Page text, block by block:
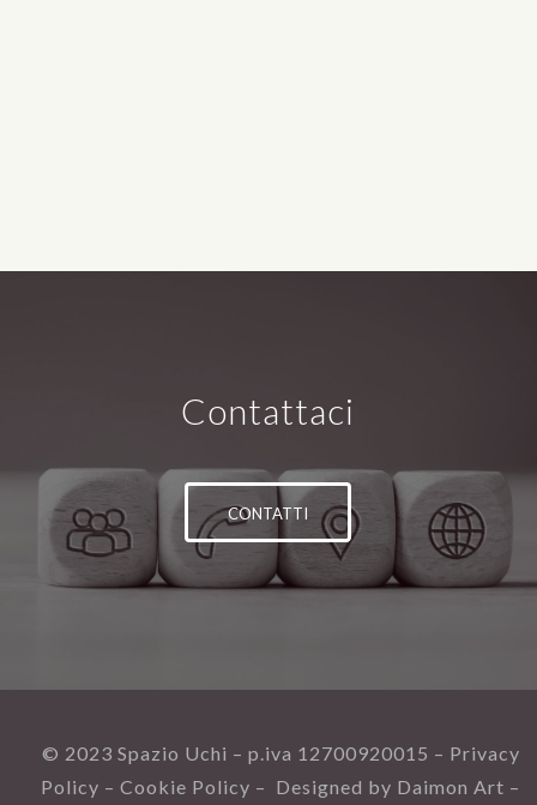
Contattaci
CONTATTI
© 2023 Spazio Uchi – p.iva 12700920015 – Privacy
Policy – Cookie Policy – Designed by Daimon Art –